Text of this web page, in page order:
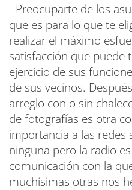
- Preocuparte de los
que es para lo que te
realizar el máximo
satisfacción que puede
ejercicio de sus
de sus vecinos.
arreglo con o sin
de fotografías es otra
importancia a las redes
ninguna pero la radio
comunicación con la
muchísimas otras nos